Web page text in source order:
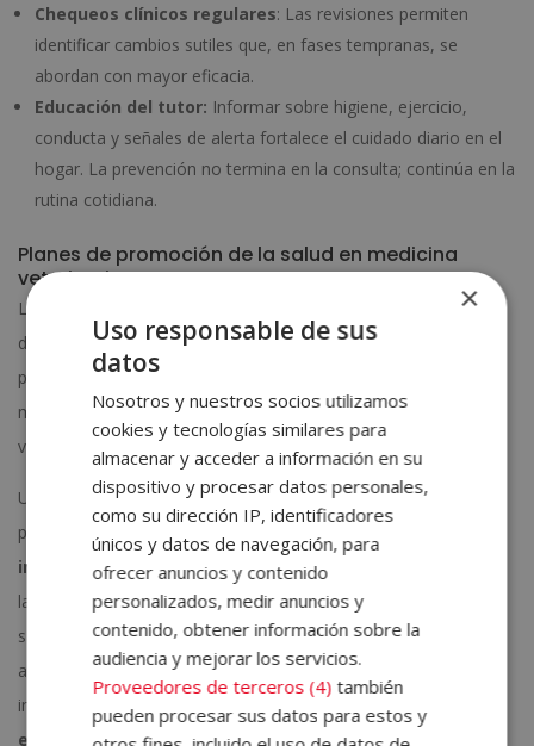
Chequeos clínicos regulares: Las revisiones permiten
identificar cambios sutiles que, en fases tempranas, se
abordan con mayor eficacia.
Educación del tutor: Informar sobre higiene, ejercicio,
conducta y señales de alerta fortalece el cuidado diario en el
hogar. La prevención no termina en la consulta; continúa en la
rutina cotidiana.
Planes de promoción de la salud en medicina
veterinaria
Los planes de promoción de la salud son una evolución natural
dentro de la medicina preventiva en la veterinaria. Estos
programas permiten
mediante calendarios personalizados de revisiones,
vacunaciones y pruebas diagnósticas.
Un plan de salud bien diseñado tiene en cuenta la edad del
paciente. En cachorros y gatitos, el enfoque se centra en
inmunización, socialización y control de parásitos. En adultos,
la atención se dirige hacia el mantenimiento del
salud dental y la prevención de enfermedades crónicas. En
animales senior, el monitoreo se vuelve más exhaustivo,
incluyendo análisis de sangre, control cardiovascular y
evaluación articular .
×
Uso responsable de sus
datos
Nosotros y nuestros socios utilizamos
cookies y tecnologías similares para
almacenar y acceder a información en su
dispositivo y procesar datos personales,
como su dirección IP, identificadores
únicos y datos de navegación, para
ofrecer anuncios y contenido
personalizados, medir anuncios y
contenido, obtener información sobre la
audiencia y mejorar los servicios.
Proveedores de terceros (4) también
pueden procesar sus datos para estos y